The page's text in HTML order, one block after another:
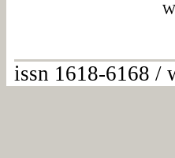
issn 1618-6168 /